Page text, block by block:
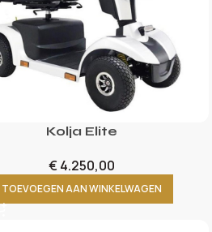
Kolja Elite
€ 4.250,00
TOEVOEGEN AAN WINKELWAGEN